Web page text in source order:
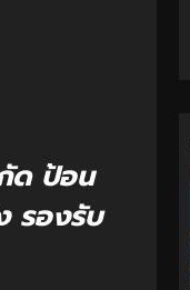
ด ป้อน
รองรับ